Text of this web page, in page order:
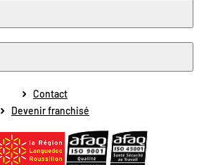
Contact
Devenir franchisé